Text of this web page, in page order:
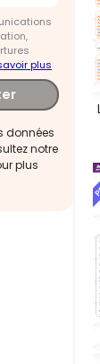
plus
données
notre
plus